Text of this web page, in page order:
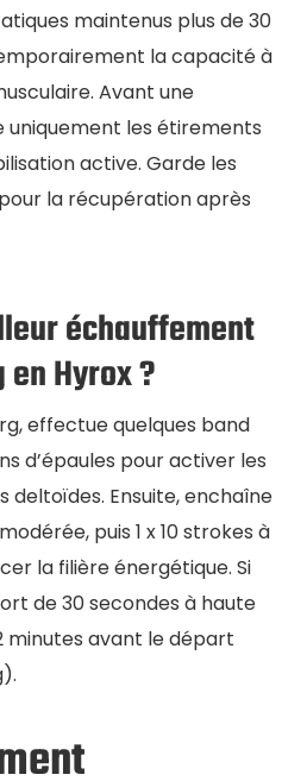
maintenus plus de 30
la capacité à
Avant une
les étirements
active. Garde les
la récupération après
échauffement
Hyrox ?
effectue quelques band
d’épaules pour activer les
deltoïdes. Ensuite, enchaîne
puis 1 x 10 strokes à
la filière énergétique. Si
de 30 secondes à haute
minutes avant le départ